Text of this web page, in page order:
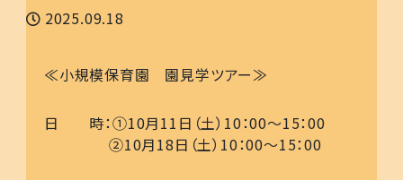
2025.09.18
≪小規模保育園 園見学ツアー≫
日 時：①10月11日（土）10：00～15：00
②10月18日（土）10：00～15：00